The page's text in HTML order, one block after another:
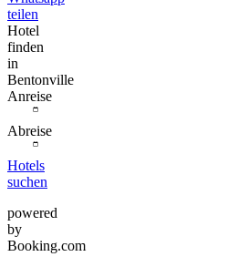
teilen
Hotel
finden
in
Bentonville
Anreise
Abreise
Hotels
suchen
powered
by
Booking.com